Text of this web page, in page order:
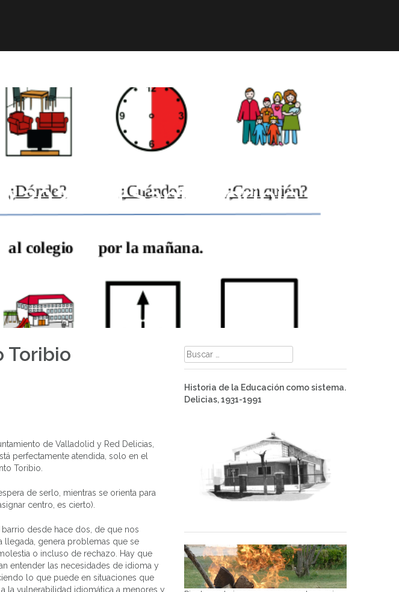
2023 en Santo Toribio
Toribio
de Valladolid y Red Delicias,
perfectamente atendida, solo en el
Toribio.
de serlo, mientras se orienta para
centro, es cierto).
desde hace dos, de que nos
llegada, genera problemas que se
o incluso de rechazo. Hay que
entender las necesidades de idioma y
lo que puede en situaciones que
la vulnerabilidad idiomática a menores y
Buscar:
Historia de la Educación como sistema.
Delicias, 1931-1991